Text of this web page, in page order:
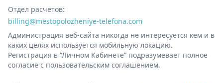
Отдел расчетов:
billing@mestopolozheniye-telefona.com
Администрация веб-сайта никогда не интересуется кем и в
каких целях используется мобильную локацию.
Регистрация в “Личном Кабинете” подразумевает полное
согласие с пользовательским соглашением.